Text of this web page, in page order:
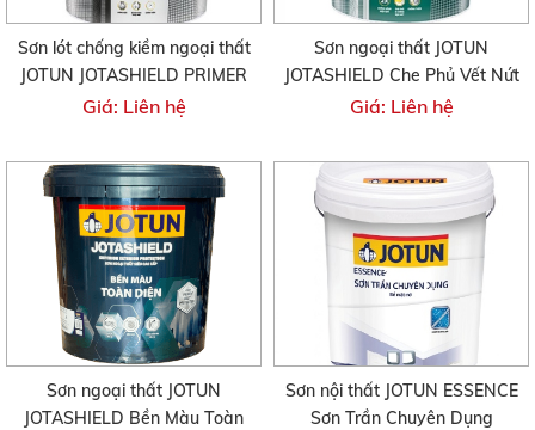
Sơn lót chống kiềm ngoại thất
JOTUN JOTASHIELD PRIMER
Giá: Liên hệ
Sơn ngoại thất JOTUN
JOTASHIELD Che Phủ Vết Nứt
Giá: Liên hệ
Sơn ngoại thất JOTUN
JOTASHIELD Bền Màu Toàn
Sơn nội thất JOTUN ESSENCE
Sơn Trần Chuyên Dụng